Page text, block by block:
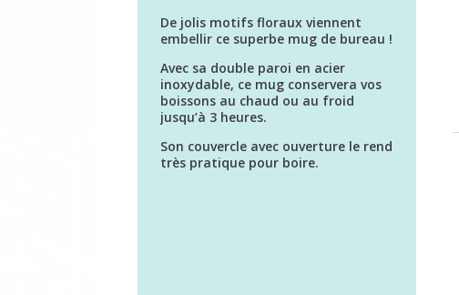
De jolis motifs floraux viennent
embellir ce superbe mug de bureau !
Avec sa double paroi en acier
inoxydable, ce mug conservera vos
boissons au chaud ou au froid
jusqu’à 3 heures.
Son couvercle avec ouverture le rend
très pratique pour boire.